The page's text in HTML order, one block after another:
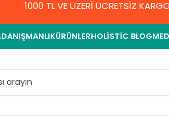
1000 TL VE ÜZERİ ÜCRETSİZ KARGO
ÜRÜNLERHOLISTIC BLOG